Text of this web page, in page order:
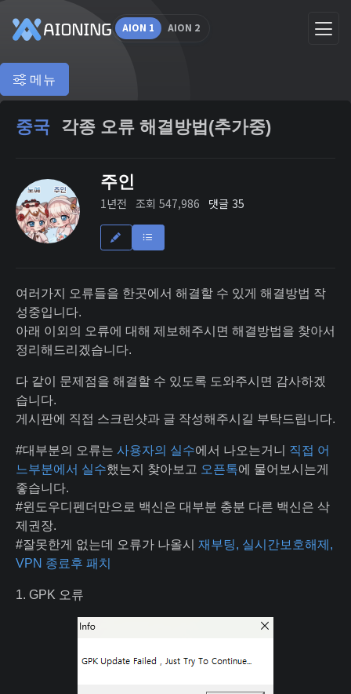
AION 1 AION 2
메뉴
중국 각종 오류 해결방법(추가중)
주인
1년전 조회 547,986 댓글 35
여러가지 오류들을 한곳에서 해결할 수 있게 해결방법 작
성중입니다.
아래 이외의 오류에 대해 제보해주시면 해결방법을 찾아서
정리해드리겠습니다.
다 같이 문제점을 해결할 수 있도록 도와주시면 감사하겠
습니다.
게시판에 직접 스크린샷과 글 작성해주시길 부탁드립니다.
#대부분의 오류는 사용자의 실수에서 나오는거니 직접 어
느부분에서 실수했는지 찾아보고 오픈톡에 물어보시는게
좋습니다.
#윈도우디펜더만으로 백신은 대부분 충분 다른 백신은 삭
제권장.
#잘못한게 없는데 오류가 나올시 재부팅, 실시간보호해제,
VPN 종료후 패치
1. GPK 오류